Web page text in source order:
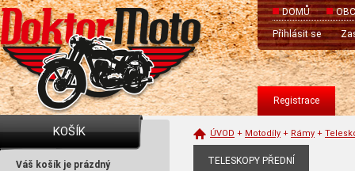
DOMŮ
Přihlásit se
Registrace
KOŠÍK
Váš košík je prázdný
ÚVOD + Motodíly + Rámy +
TELESKOPY PŘEDNÍ